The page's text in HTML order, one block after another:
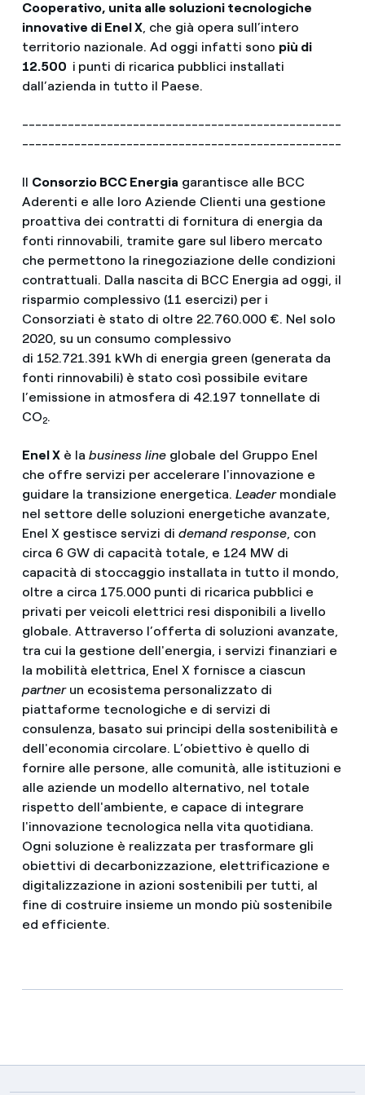
Cooperativo, unita alle soluzioni tecnologiche
innovative di Enel X, che già opera sull’intero
territorio nazionale. Ad oggi infatti sono più di
12.500 i punti di ricarica pubblici installati
dall’azienda in tutto il Paese.
-------------------------------------------------
-------------------------------------------------
Il Consorzio BCC Energia garantisce alle BCC
Aderenti e alle loro Aziende Clienti una gestione
proattiva dei contratti di fornitura di energia da
fonti rinnovabili, tramite gare sul libero mercato
che permettono la rinegoziazione delle condizioni
contrattuali. Dalla nascita di BCC Energia ad oggi, iI
risparmio complessivo (11 esercizi) per i
Consorziati è stato di oltre 22.760.000 €. Nel solo
2020, su un consumo complessivo
di 152.721.391 kWh di energia green (generata da
fonti rinnovabili) è stato così possibile evitare
l’emissione in atmosfera di 42.197 tonnellate di
CO2.
Enel Xè la business lineglobale del Gruppo Enel
che offre servizi per accelerare l'innovazione e
guidare la transizione energetica. Leadermondiale
nel settore delle soluzioni energetiche avanzate,
Enel X gestisce servizi di demand response, con
circa 6 GW di capacità totale, e 124 MW di
capacità di stoccaggio installata in tutto il mondo,
oltre a circa 175.000 punti di ricarica pubblici e
privati per veicoli elettrici resi disponibili a livello
globale. Attraverso l’offerta di soluzioni avanzate,
tra cui la gestione dell'energia, i servizi finanziari e
la mobilità elettrica, Enel X fornisce a ciascun
partnerun ecosistema personalizzato di
piattaforme tecnologiche e di servizi di
consulenza, basato sui principi della sostenibilità e
dell'economia circolare. L’obiettivo è quello di
fornire alle persone, alle comunità, alle istituzioni e
alle aziende un modello alternativo, nel totale
rispetto dell'ambiente, e capace di integrare
l'innovazione tecnologica nella vita quotidiana.
Ogni soluzione è realizzata per trasformare gli
obiettivi di decarbonizzazione, elettrificazione e
digitalizzazione in azioni sostenibili per tutti, al
fine di costruire insieme un mondo più sostenibile
ed efficiente.